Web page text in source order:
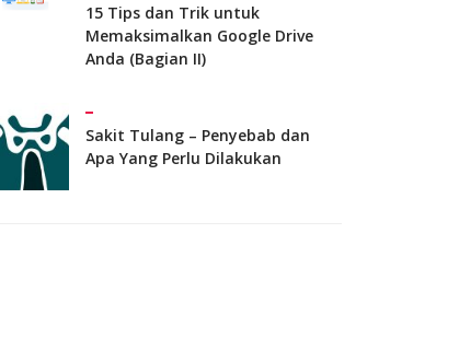
15 Tips dan Trik untuk
Memaksimalkan Google Drive
Anda (Bagian II)
Sakit Tulang – Penyebab dan
Apa Yang Perlu Dilakukan